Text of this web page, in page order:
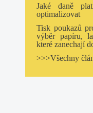
Jaké daně
optimalizovat
Tisk poukazů
výběr papíru,
které zanechají
>>>Všechny